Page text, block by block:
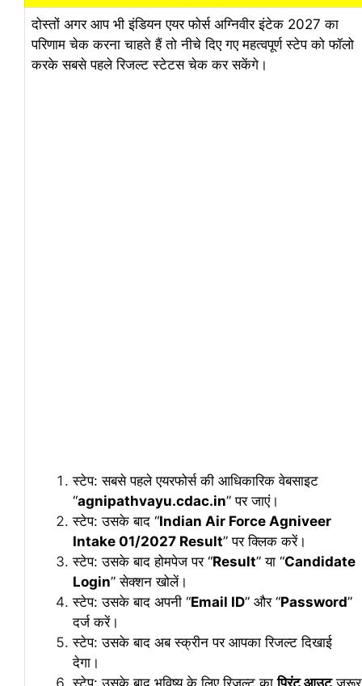
दोस्तों अगर आप भी इंडियन एयर फोर्स अग्निवीर इंटेक 2027 का
परिणाम चेक करना चाहते हैं तो नीचे दिए गए महत्वपूर्ण स्टेप को फॉलो
करके सबसे पहले रिजल्ट स्टेटस चेक कर सकेंगे।
स्टेप: सबसे पहले एयरफोर्स की आधिकारिक वेबसाइट
“agnipathvayu.cdac.in” पर जाएं।
स्टेप: उसके बाद “Indian Air Force Agniveer
Intake 01/2027 Result” पर क्लिक करें।
स्टेप: उसके बाद होमपेज पर “Result” या “Candidate
Login” सेक्शन खोलें।
स्टेप: उसके बाद अपनी “Email ID” और “Password”
दर्ज करें।
स्टेप: उसके बाद अब स्क्रीन पर आपका रिजल्ट दिखाई
देगा।
स्टेप: उसके बाद भविष्य के लिए रिजल्ट काप्रिंट आउटजरूर